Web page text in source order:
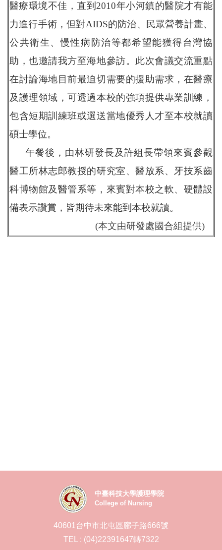
醫療環境不佳，直到2010年小河鎮的醫院才有能
力進行手術，但對AIDS的防治、民眾營養計畫、
公共衛生、慢性病防治等都希望能獲得台灣協
助，也邀請我方至海地參訪。此次會議交流重點
在討論海地目前最迫切需要的援助需求，在醫療
及護理領域，可透過本校的強項提供專業訓練，
包含短期訓練班或選送當地優秀人才至本校就讀
碩士學位。
午餐後，由林研發長及許組長帶領來賓參觀
醫工所林志郎教授的研究室、醫放系、牙技系齒
科博物館及醫管系等，來賓對本校之軟、硬體設
備表示讚賞，皆期待未來能到本校就讀。
(本文由研發處國合組提供)
中臺科技大學護理學院
College of Nursing
40601台中市北屯區廍子路666號
TEL : (04)22391647轉7322